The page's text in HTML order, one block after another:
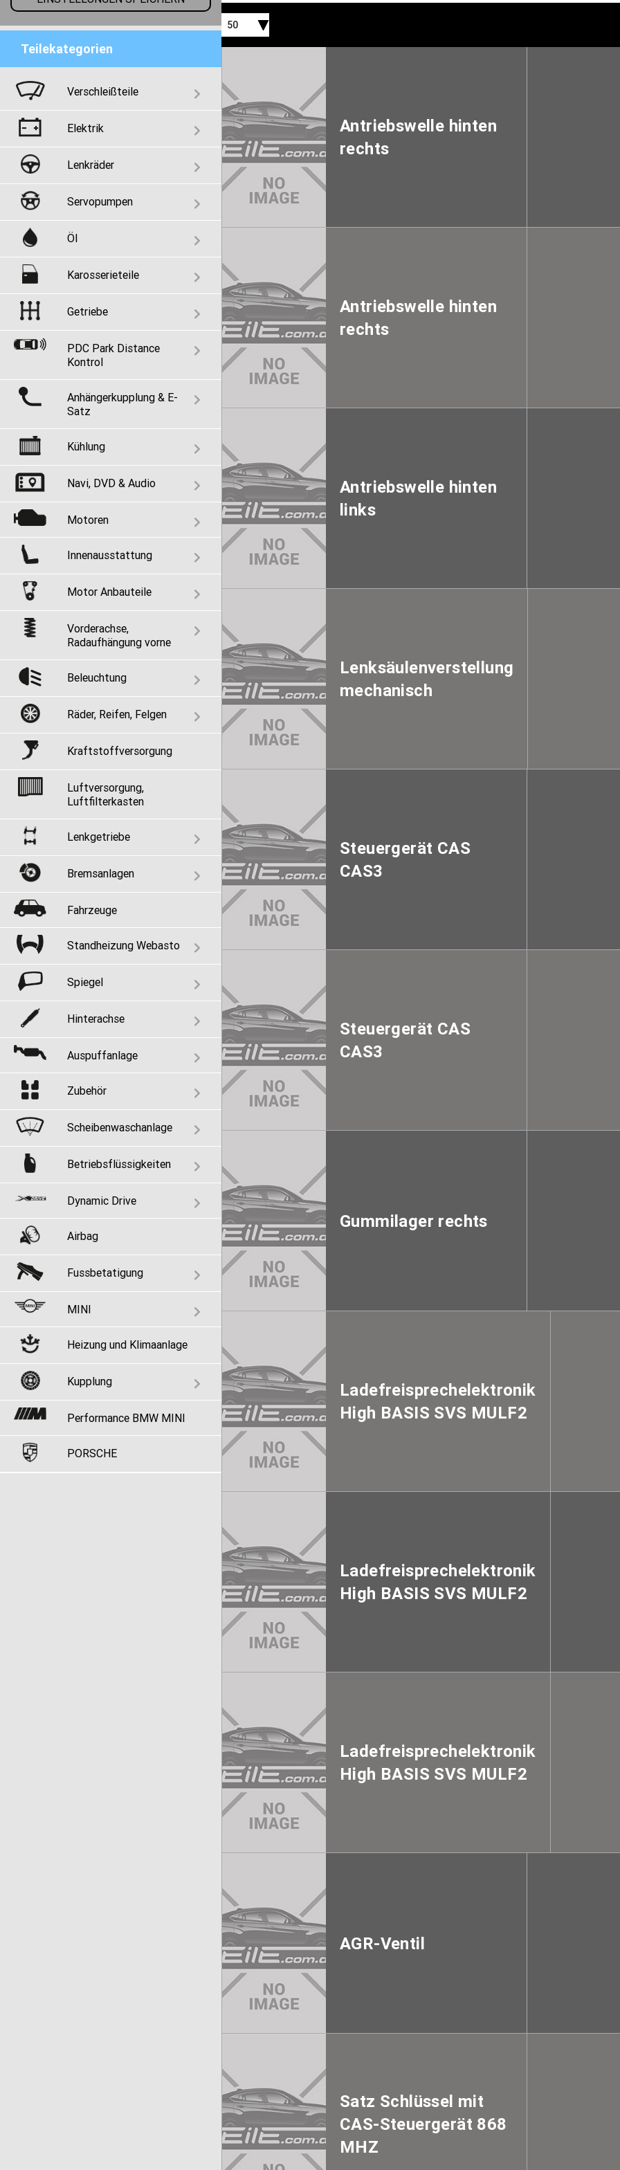
Teilekategorien
Verschleißteile
Elektrik
Lenkräder
Servopumpen
Öl
Karosserieteile
Getriebe
PDC Park Distance
Kontrol
Anhängerkupplung & E-
Satz
Kühlung
Navi, DVD & Audio
Motoren
Innenausstattung
Motor Anbauteile
Vorderachse,
Radaufhängung vorne
Beleuchtung
Räder, Reifen, Felgen
Kraftstoffversorgung
Luftversorgung,
Luftfilterkasten
Lenkgetriebe
Bremsanlagen
Fahrzeuge
Standheizung Webasto
Spiegel
Hinterachse
Auspuffanlage
Zubehör
Scheibenwaschanlage
Betriebsflüssigkeiten
Dynamic Drive
Airbag
Fussbetatigung
MINI
Heizung und Klimaanlage
Kupplung
Performance BMW MINI
PORSCHE
50
Antriebswelle hinten
rechts
Antriebswelle hinten
rechts
Antriebswelle hinten
links
Lenksäulenverstellung
mechanisch
Steuergerät CAS
CAS3
Steuergerät CAS
CAS3
Gummilager rechts
Ladefreisprechelektronik
High BASIS SVS MULF2
Ladefreisprechelektronik
High BASIS SVS MULF2
Ladefreisprechelektronik
High BASIS SVS MULF2
AGR-Ventil
Satz Schlüssel mit
CAS-Steuergerät 868
MHZ